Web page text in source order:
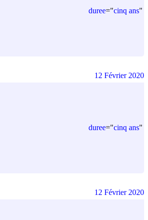
duree="cinq ans"
duree="cinq ans"
12 Février 2020
12 Février 2020